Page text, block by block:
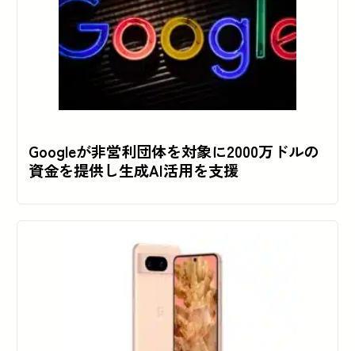
Googleが非営利団体を対象に2000万ドルの
資金を提供し生成AI活用を支援